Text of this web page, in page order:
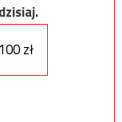
100 zł